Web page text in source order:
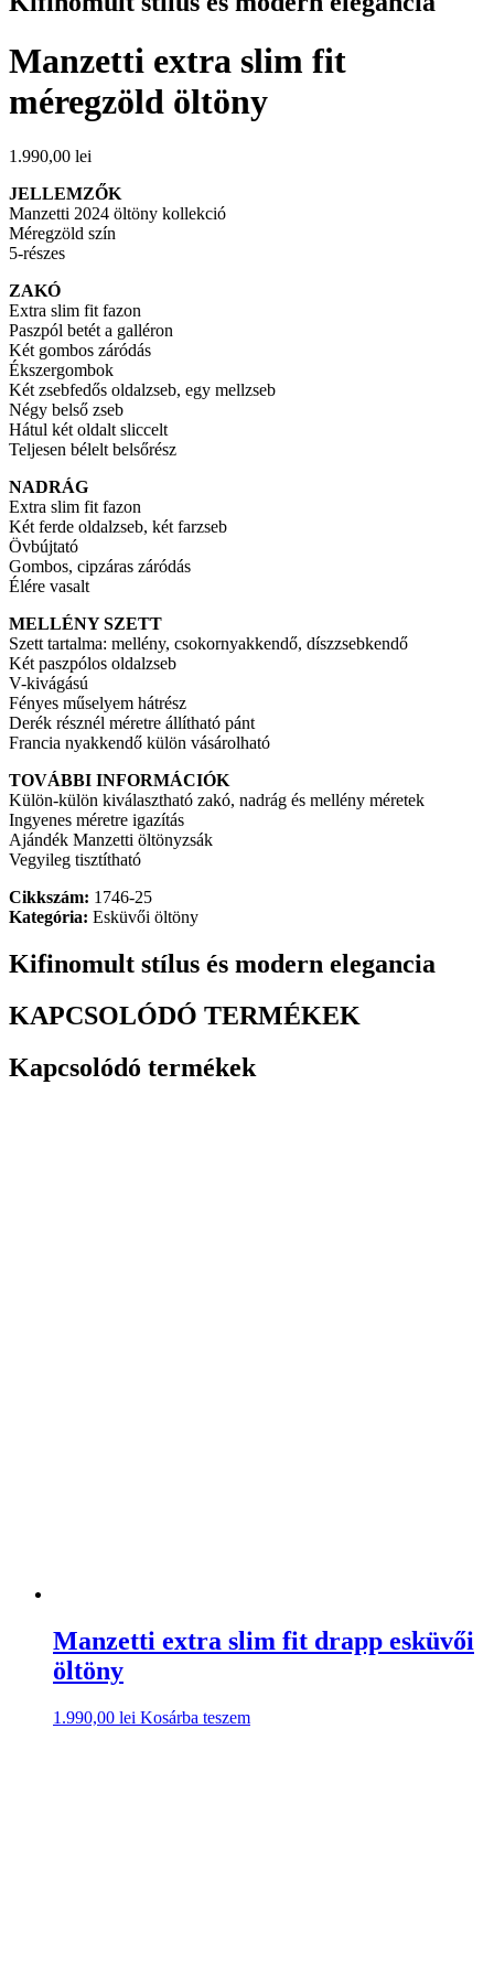
Manzetti extra slim fit
méregzöld öltöny
1.990,00 lei
JELLEMZŐK
Manzetti 2024 öltöny kollekció
Méregzöld szín
5-részes
ZAKÓ
Extra slim fit fazon
Paszpól betét a galléron
Két gombos záródás
Ékszergombok
Két zsebfedős oldalzseb, egy mellzseb
Négy belső zseb
Hátul két oldalt sliccelt
Teljesen bélelt belsőrész
NADRÁG
Extra slim fit fazon
Két ferde oldalzseb, két farzseb
Övbújtató
Gombos, cipzáras záródás
Élére vasalt
MELLÉNY SZETT
Szett tartalma: mellény, csokornyakkendő, díszzsebkendő
Két paszpólos oldalzseb
V-kivágású
Fényes műselyem hátrész
Derék résznél méretre állítható pánt
Francia nyakkendő külön vásárolható
TOVÁBBI INFORMÁCIÓK
Külön-külön kiválasztható zakó, nadrág és mellény méretek
Ingyenes méretre igazítás
Ajándék Manzetti öltönyzsák
Vegyileg tisztítható
Cikkszám: 1746-25
Kategória: Esküvői öltöny
Kifinomult stílus és modern elegancia
KAPCSOLÓDÓ TERMÉKEK
Kapcsolódó termékek
Manzetti extra slim fit drapp esküvői
öltöny
1.990,00 lei Kosárba teszem